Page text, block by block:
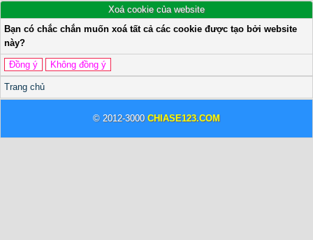
Xoá cookie của website
Bạn có chắc chắn muốn xoá tất cả các cookie được tạo bởi website
này?
Trang chủ
© 2012-3000 CHIASE123.COM